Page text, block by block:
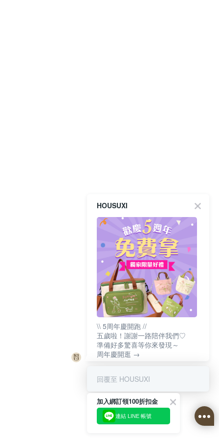
HOUSUXI
\\ 5周年慶開跑 //
五歲啦！謝謝一路陪伴我們♡
準備好多驚喜等你來發現～
周年慶開逛 →
回覆至 HOUSUXI
加入綁訂領100折扣金
連結 LINE 帳號